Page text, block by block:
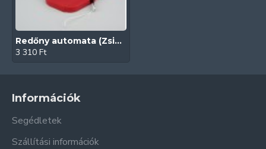
Redőny automata (Zsinóros | Piros)
3 310 Ft
Információk
Segédletek
Szállítási információk